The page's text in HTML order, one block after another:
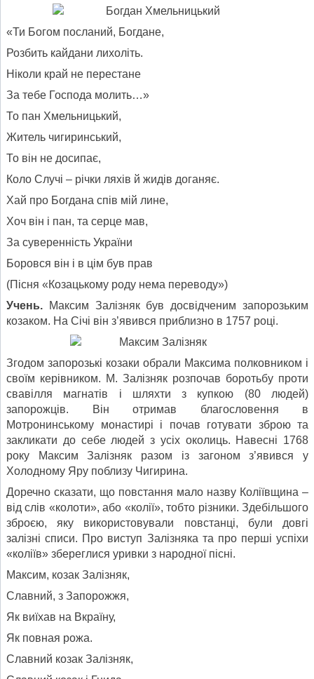
«Ти Богом посланий, Богдане,
Розбить кайдани лихоліть.
Ніколи край не перестане
За тебе Господа молить…»
То пан Хмельницький,
Житель чигиринський,
То він не досипає,
Коло Случі – річки ляхів й жидів доганяє.
Хай про Богдана спів мій лине,
Хоч він і пан, та серце мав,
За суверенність України
Боровся він і в цім був прав
(Пісня «Козацькому роду нема переводу»)
Учень. Максим Залізняк був досвідченим запорозьким
козаком. На Січі він з’явився приблизно в 1757 році.
Згодом запорозькі козаки обрали Максима полковником і
своїм керівником. М. Залізняк розпочав боротьбу проти
свавілля магнатів і шляхти з купкою (80 людей)
запорожців. Він отримав благословення в
Мотронинському монастирі і почав готувати зброю та
закликати до себе людей з усіх околиць. Навесні 1768
року Максим Залізняк разом із загоном з’явився у
Холодному Яру поблизу Чигирина.
Доречно сказати, що повстання мало назву Коліївщина –
від слів «колоти», або «колії», тобто різники. Здебільшого
зброєю, яку використовували повстанці, були довгі
залізні списи. Про виступ Залізняка та про перші успіхи
«коліїв» збереглися уривки з народної пісні.
Максим, козак Залізняк,
Славний, з Запорожжя,
Як виїхав на Вкраїну,
Як повная рожа.
Славний козак Залізняк,